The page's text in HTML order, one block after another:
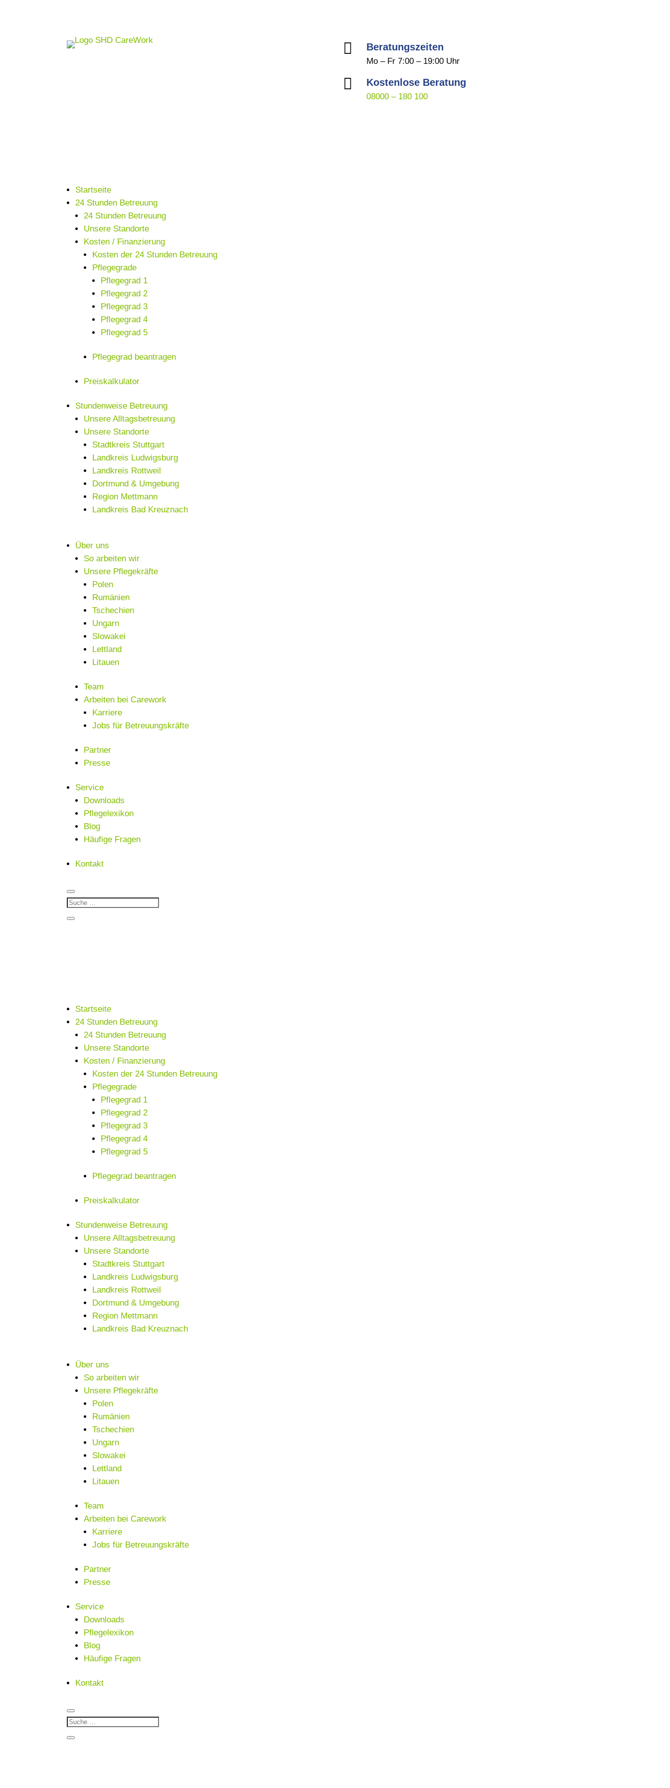
 Beratungszeiten
Mo – Fr 7:00 – 19:00 Uhr
 Kostenlose Beratung
08000 – 180 100
Startseite
24 Stunden Betreuung
24 Stunden Betreuung
Unsere Standorte
Kosten / Finanzierung
Kosten der 24 Stunden Betreuung
Pflegegrade
Pflegegrad 1
Pflegegrad 2
Pflegegrad 3
Pflegegrad 4
Pflegegrad 5
Pflegegrad beantragen
Preiskalkulator
Stundenweise Betreuung
Unsere Alltagsbetreuung
Unsere Standorte
Stadtkreis Stuttgart
Landkreis Ludwigsburg
Landkreis Rottweil
Dortmund & Umgebung
Region Mettmann
Landkreis Bad Kreuznach
Über uns
So arbeiten wir
Unsere Pflegekräfte
Polen
Rumänien
Tschechien
Ungarn
Slowakei
Lettland
Litauen
Team
Arbeiten bei Carework
Karriere
Jobs für Betreuungskräfte
Partner
Presse
Service
Downloads
Pflegelexikon
Blog
Häufige Fragen
Kontakt
Startseite
24 Stunden Betreuung
24 Stunden Betreuung
Unsere Standorte
Kosten / Finanzierung
Kosten der 24 Stunden Betreuung
Pflegegrade
Pflegegrad 1
Pflegegrad 2
Pflegegrad 3
Pflegegrad 4
Pflegegrad 5
Pflegegrad beantragen
Preiskalkulator
Stundenweise Betreuung
Unsere Alltagsbetreuung
Unsere Standorte
Stadtkreis Stuttgart
Landkreis Ludwigsburg
Landkreis Rottweil
Dortmund & Umgebung
Region Mettmann
Landkreis Bad Kreuznach
Über uns
So arbeiten wir
Unsere Pflegekräfte
Polen
Rumänien
Tschechien
Ungarn
Slowakei
Lettland
Litauen
Team
Arbeiten bei Carework
Karriere
Jobs für Betreuungskräfte
Partner
Presse
Service
Downloads
Pflegelexikon
Blog
Häufige Fragen
Kontakt